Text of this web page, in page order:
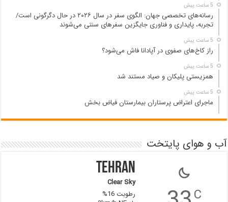
5 ساعت پیش
رسانه‌های تخصصی جهان: الگوی سفر در سال ۲۰۲۶ در حال دگرگونی است/
تجربه، پایداری و فناوری جایگزین سفرهای سنتی می‌شوند
5 ساعت پیش
راز کاخ‌های صفوی در آپادانا فاش می‌شود؟
5 ساعت پیش
همزیستی پلیکان و صیاد مستند شد
5 ساعت پیش
ماجرای اعتراض پرستاران بیمارستان فیاض بخش
آب و هوای پایتخت
C
Tehran
Clear Sky
رطوبت 16%